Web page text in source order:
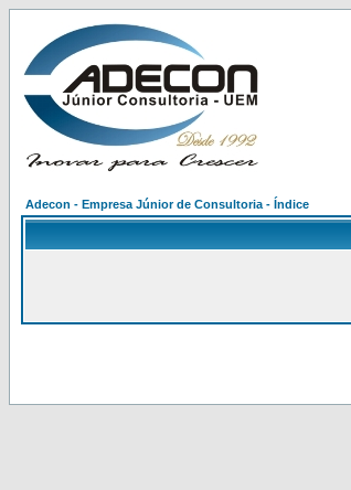
Adecon - Empresa Júnior de Consultoria - Índice